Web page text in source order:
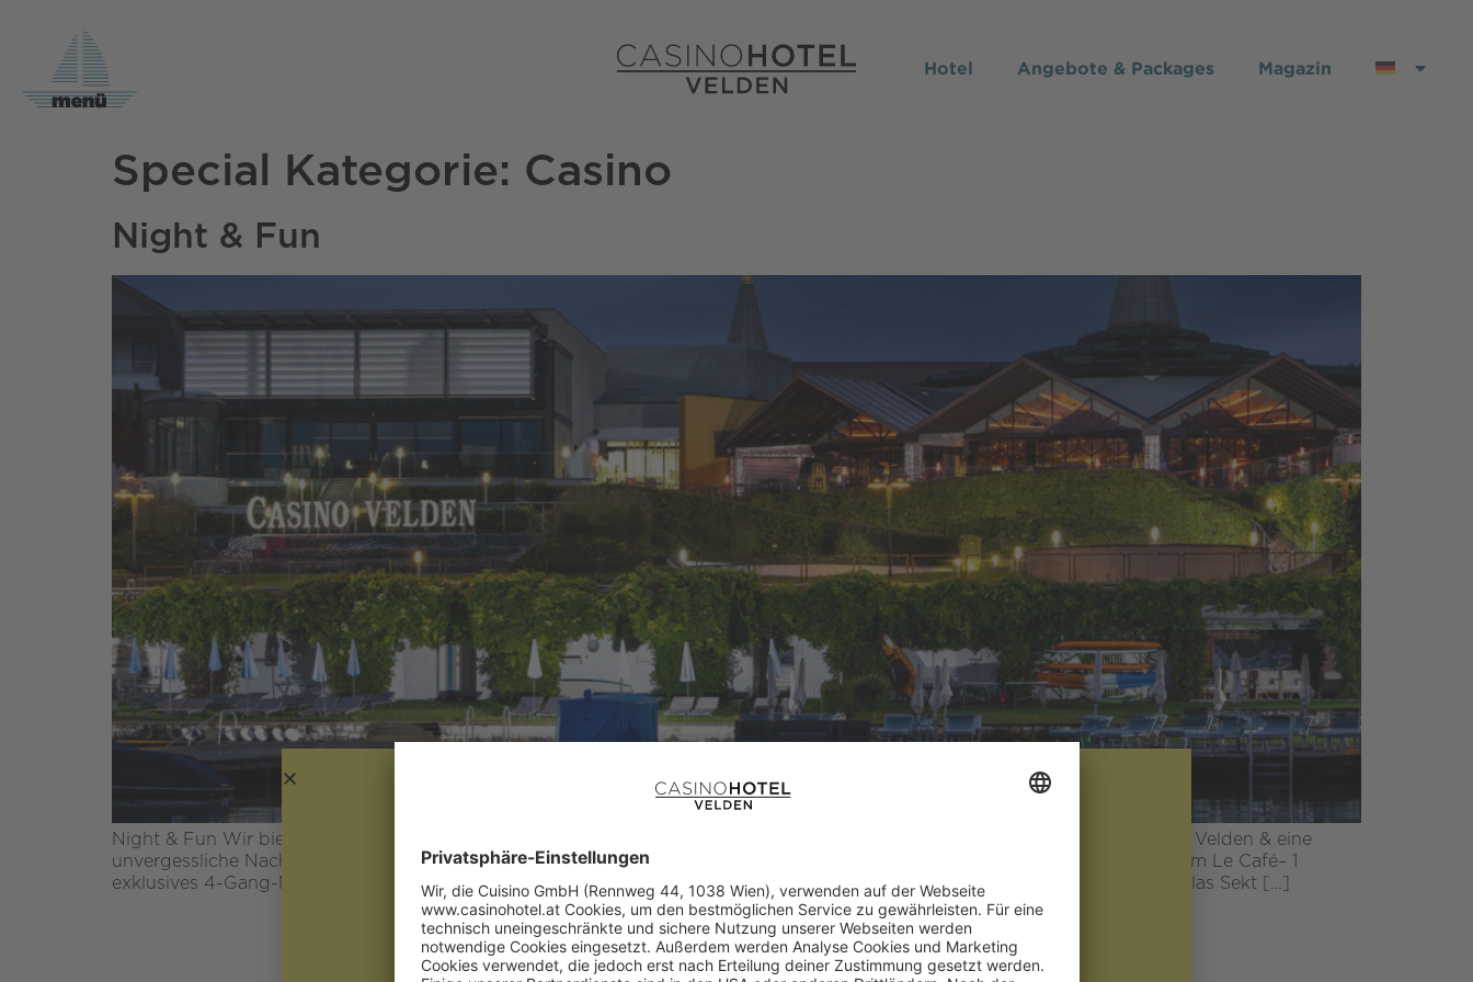
Hotel Angebote & Packages Magazin
Special Kategorie: Casino
Night & Fun
Night & Fun Wir bieten Ihnen einen kulinarischen Abend im 3-Hauben Restaurant “Die Yacht”, spannende Stunden im Casino Velden & eine
unvergessliche Nacht im CasinoHotel. – 1 Übernachtung im schönen Doppelzimmer inklusive reichhaltigem Frühstücksbuffet im Le Café– 1
exklusives 4-Gang-Menü im gegenüberliegenden Casinorestaurant “Die Yacht”– Spieljetons im Wert von € 10– 1 prickelndes Glas Sekt […]
SOMMERLIEBE
TOP DEAL mit bis zu 30%auf